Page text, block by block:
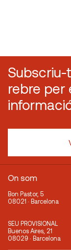
rebre per
On som
Bon Pastor, 5
08021 · Barcelona
SEU PROVISIONAL
Buenos Aires, 21
08029 · Barcelona